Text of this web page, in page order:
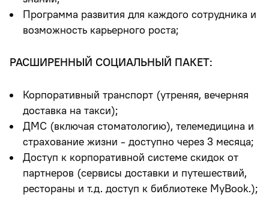
Программа развития для каждого сотрудника и
возможность карьерного роста;
РАСШИРЕННЫЙ СОЦИАЛЬНЫЙ ПАКЕТ:
Корпоративный транспорт (утреняя, вечерняя
доставка на такси);
ДМС (включая стоматологию), телемедицина и
страхование жизни - доступно через 3 месяца;
Доступ к корпоративной системе скидок от
партнеров (сервисы доставки и путешествий,
рестораны и т.д. доступ к библиотеке MyBook.);